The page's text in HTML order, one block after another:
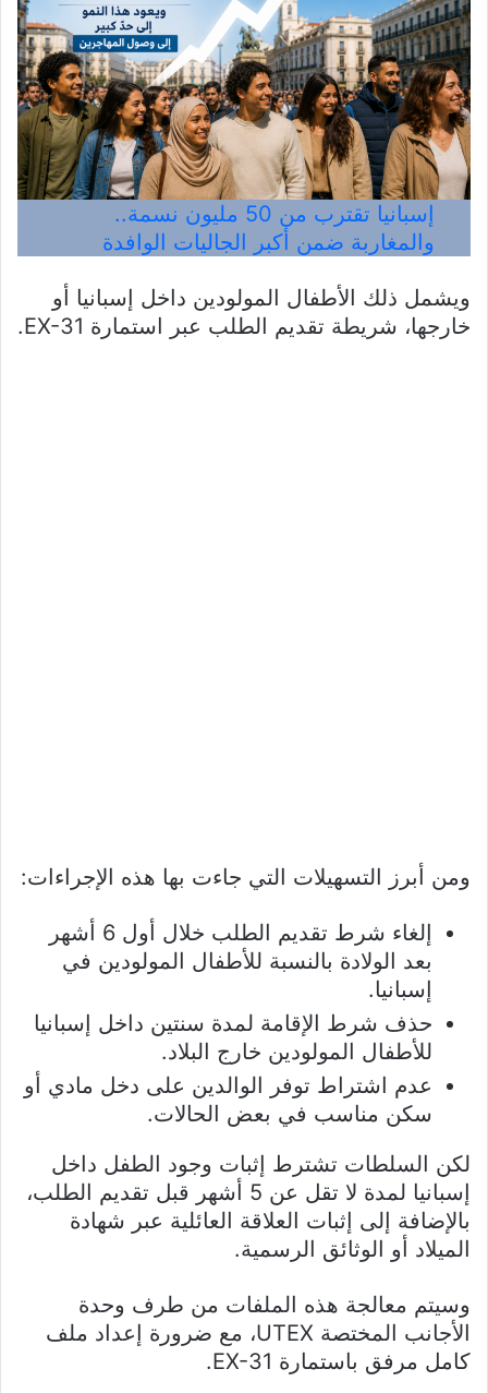
إسبانيا تقترب من 50 مليون نسمة..
والمغاربة ضمن أكبر الجاليات الوافدة
ويشمل ذلك الأطفال المولودين داخل إسبانيا أو
خارجها، شريطة تقديم الطلب عبر استمارة EX-31.
ومن أبرز التسهيلات التي جاءت بها هذه الإجراءات:
إلغاء شرط تقديم الطلب خلال أول 6 أشهر
بعد الولادة بالنسبة للأطفال المولودين في
إسبانيا.
حذف شرط الإقامة لمدة سنتين داخل إسبانيا
للأطفال المولودين خارج البلاد.
عدم اشتراط توفر الوالدين على دخل مادي أو
سكن مناسب في بعض الحالات.
لكن السلطات تشترط إثبات وجود الطفل داخل
إسبانيا لمدة لا تقل عن 5 أشهر قبل تقديم الطلب،
بالإضافة إلى إثبات العلاقة العائلية عبر شهادة
الميلاد أو الوثائق الرسمية.
وسيتم معالجة هذه الملفات من طرف وحدة
الأجانب المختصة UTEX، مع ضرورة إعداد ملف
كامل مرفق باستمارة EX-31.